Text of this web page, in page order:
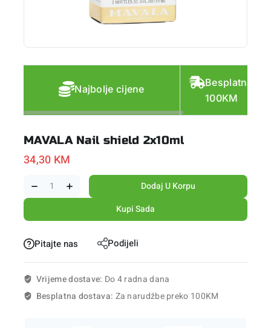
Najbolje cijene
Besplatna
100KM
MAVALA Nail shield 2x10ml
34,30 KM
Dodaj U Korpu
Kupi Sada
Pitajte nas Podijeli
Vrijeme dostave: Do 4 radna dana
Besplatna dostava: Za narudžbe preko 100KM